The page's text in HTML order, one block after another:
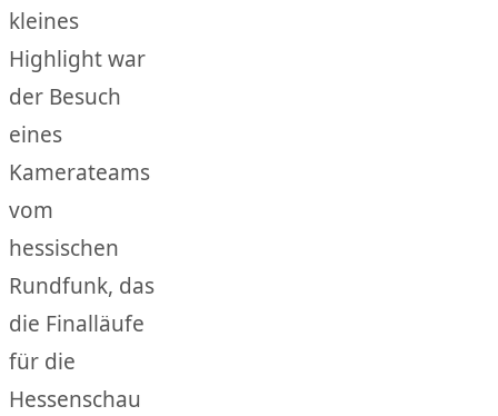
kleines
Highlight war
der Besuch
eines
Kamerateams
vom
hessischen
Rundfunk, das
die Finalläufe
für die
Hessenschau